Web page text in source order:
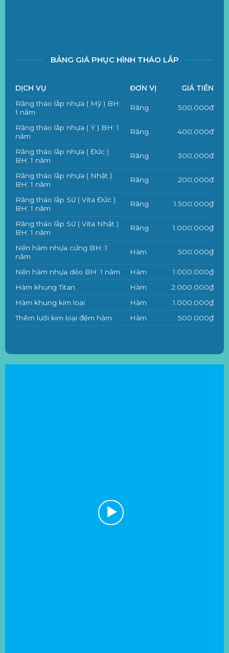
BẢNG GIÁ PHỤC HÌNH THÁO LẮP
DỊCH VỤ ĐƠN VỊ
GIÁ TIỀN
Răng tháo lắp nhựa ( Mỹ ) BH:
1 năm
Răng 500.000đ
Răng tháo lắp nhựa ( Ý ) BH: 1
năm
Răng 400.000đ
Răng tháo lắp nhựa ( Đức )
BH: 1 năm
Răng 300.000đ
Răng tháo lắp nhựa ( Nhật )
BH: 1 năm
Răng 200.000đ
Răng tháo lắp Sứ ( Vita Đức )
BH: 1 năm
Răng 1.500.000₫
Răng tháo lắp Sứ ( Vita Nhật )
BH: 1 năm
Răng 1.000.000₫
Nền hàm nhựa cứng BH: 1
năm
Hàm 500.000₫
Nền hàm nhựa dẻo BH: 1 năm Hàm
1.000.000₫
Hàm khung Titan
Hàm
2.000.000₫
Hàm khung kim loại
Hàm
1.000.000₫
Thêm lưới kim loại đệm hàm
Hàm 500.000₫